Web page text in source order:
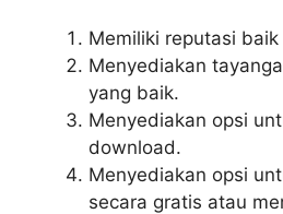
Memiliki reputasi
Menyediakan
yang baik.
Menyediakan opsi
download.
Menyediakan opsi
secara gratis atau